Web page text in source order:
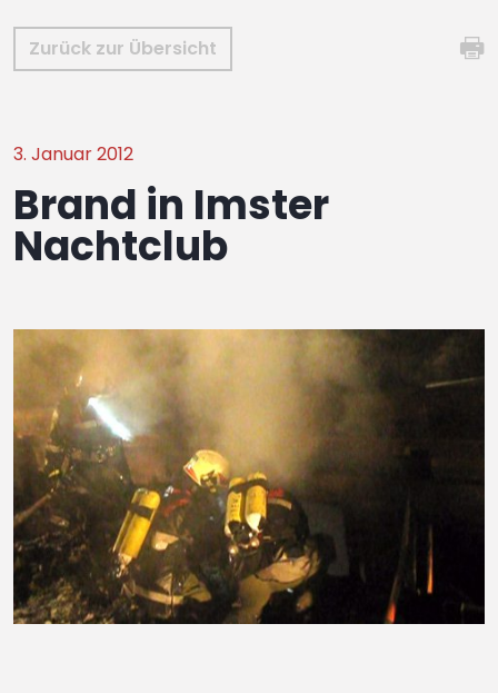
Zurück zur Übersicht
3. Januar 2012
Brand in Imster
Nachtclub